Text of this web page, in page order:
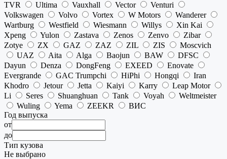
TVR
Ultima Vauxhall Vector
Venturi
Volkswagen
Volvo Vortex W Motors
Wanderer
Wartburg
Westfield Wiesmann Willys
Xin Kai
Xpeng
Yulon Zastava Zenos Zenvo
Zibar
Zotye
ZX GAZ ZAZ ZIL ZIS
Moscvich
UAZ
Aita Alga Baojun BAW
DFSC
Dayun
Denza DongFeng EXEED
Enovate
Evergrande
GAC Trumpchi HiPhi Hongqi
Iran
Khodro
Jetour Jetta Kaiyi Karry
Leap Motor
Li
Seres Shuanghuan Tank Voyah
Weltmeister
Wuling
Yema ZEEKR
ВИС
Год выпуска
от
до
Тип кузова
Не выбрано